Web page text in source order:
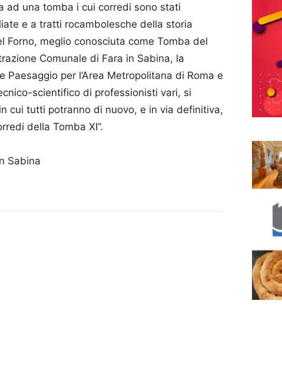
ad una tomba i cui corredi sono stati
e a tratti rocambolesche della storia
Forno, meglio conosciuta come Tomba del
Comunale di Fara in Sabina, la
per l’Area Metropolitana di Roma e
scientifico di professionisti vari, si
cui tutti potranno di nuovo, e in via definitiva,
della Tomba XI”.
Sabina